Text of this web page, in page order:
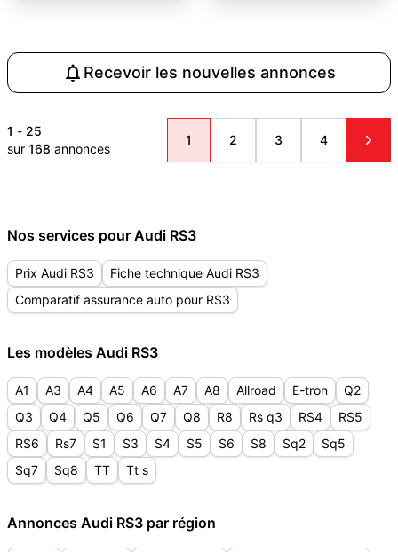
Recevoir les nouvelles annonces
1 - 25
sur 168 annonces
1 2 3 4
Nos services pour Audi RS3
Prix Audi RS3
Fiche technique Audi RS3
Comparatif assurance auto pour RS3
Les modèles Audi RS3
A1 A3 A4 A5 A6 A7 A8 Allroad E-tron
Q2
Q3
Q4 Q5 Q6 Q7 Q8 R8 Rs q3 RS4
RS5
RS6
Rs7 S1 S3 S4 S5 S6 S8 Sq2
Sq5
Sq7
Sq8 TT Tt s
Annonces Audi RS3 par région